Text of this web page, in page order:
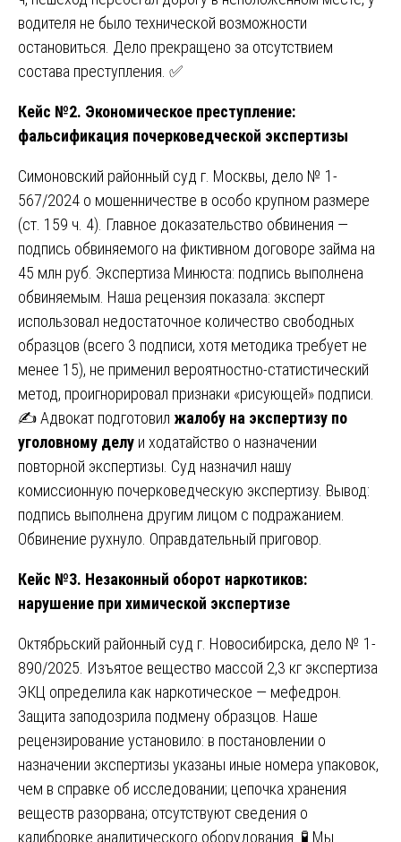
водителя не было технической возможности
остановиться. Дело прекращено за отсутствием
состава преступления. ✅
Кейс №2. Экономическое преступление:
фальсификация почерковедческой экспертизы
Симоновский районный суд г. Москвы, дело № 1-
567/2024 о мошенничестве в особо крупном размере
(ст. 159 ч. 4). Главное доказательство обвинения —
подпись обвиняемого на фиктивном договоре займа на
45 млн руб. Экспертиза Минюста: подпись выполнена
обвиняемым. Наша рецензия показала: эксперт
использовал недостаточное количество свободных
образцов (всего 3 подписи, хотя методика требует не
менее 15), не применил вероятностно-статистический
метод, проигнорировал признаки «рисующей» подписи.
✍️ Адвокат подготовил жалобу на экспертизу по
уголовному делу и ходатайство о назначении
повторной экспертизы. Суд назначил нашу
комиссионную почерковедческую экспертизу. Вывод:
подпись выполнена другим лицом с подражанием.
Обвинение рухнуло. Оправдательный приговор.
Кейс №3. Незаконный оборот наркотиков:
нарушение при химической экспертизе
Октябрьский районный суд г. Новосибирска, дело № 1-
890/2025. Изъятое вещество массой 2,3 кг экспертиза
ЭКЦ определила как наркотическое — мефедрон.
Защита заподозрила подмену образцов. Наше
рецензирование установило: в постановлении о
назначении экспертизы указаны иные номера упаковок,
чем в справке об исследовании; цепочка хранения
веществ разорвана; отсутствуют сведения о
калибровке аналитического оборудования. 🧪 Мы